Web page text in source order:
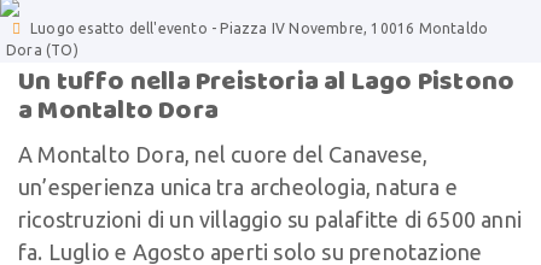

Luogo esatto dell'evento - Piazza IV Novembre, 10016 Montaldo
Dora (TO)
Un tuffo nella Preistoria al Lago Pistono
a Montalto Dora
A Montalto Dora, nel cuore del Canavese,
un’esperienza unica tra archeologia, natura e
ricostruzioni di un villaggio su palafitte di 6500 anni
fa. Luglio e Agosto aperti solo su prenotazione